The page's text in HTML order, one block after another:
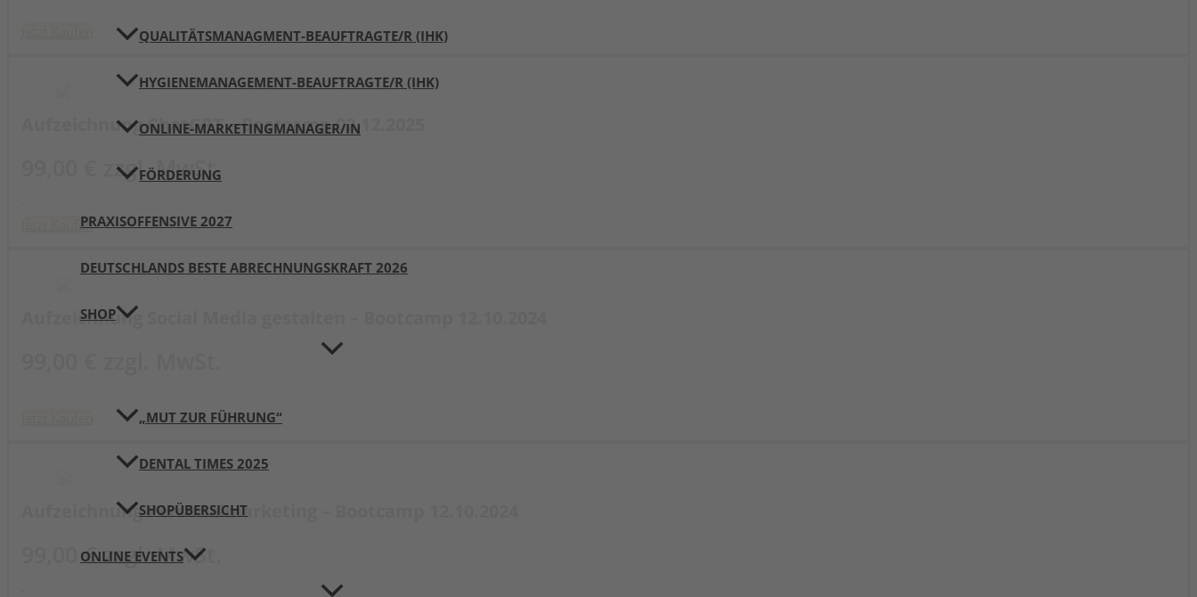
QUALITÄTSMANAGMENT-BEAUFTRAGTE/R (IHK)​
HYGIENEMANAGEMENT-BEAUFTRAGTE/R (IHK)
ONLINE-MARKETINGMANAGER/IN
FÖRDERUNG
PRAXISOFFENSIVE 2027
DEUTSCHLANDS BESTE ABRECHNUNGSKRAFT 2026
SHOP
„MUT ZUR FÜHRUNG“
DENTAL TIMES 2025
SHOPÜBERSICHT
ONLINE EVENTS
Aufzeichnung ChatGPT – Bootcamp 02.12.2025
99,00 € zzgl. MwSt.
Jetzt Kaufen
Aufzeichnung Social Media gestalten – Bootcamp 12.10.2024
Aufzeichnung Personalmarketing – Bootcamp 12.10.2024
99,00 € zzgl. MwSt.